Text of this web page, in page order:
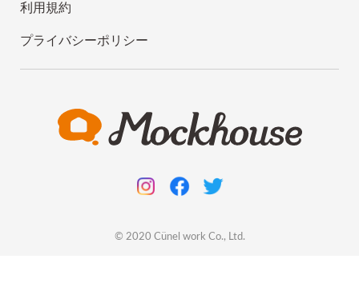
利用規約
プライバシーポリシー
© 2020 Cünel work Co., Ltd.